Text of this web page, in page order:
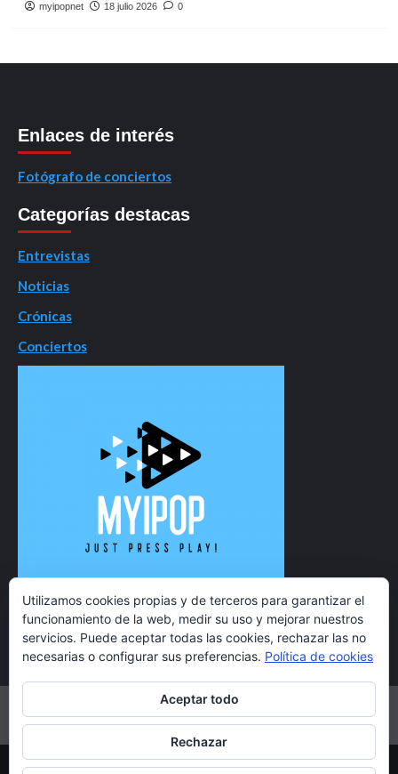
myipopnet 18 julio 2026 0
Enlaces de interés
Fotógrafo de conciertos
Categorías destacas
Entrevistas
Noticias
Crónicas
Conciertos
TwitterInstagramFacebookYouTube
Utilizamos cookies propias y de terceros para garantizar el
funcionamiento de la web, medir su uso y mejorar nuestros
servicios. Puede aceptar todas las cookies, rechazar las no
necesarias o configurar sus preferencias. Política de cookies
Aceptar todo
Rechazar